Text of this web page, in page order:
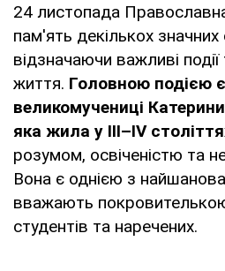
24 листопада
пам'ять декількох значних
відзначаючи важливі
життя. Головною подією
великомучениці
яка жила у III–IV
розумом, освіченістю та
Вона є однією з
вважають
студентів та наречених.